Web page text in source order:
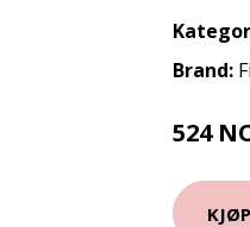
Brand:
524